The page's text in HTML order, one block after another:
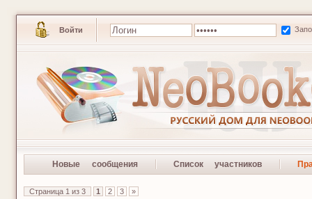
Войти
Новые сообщения Список участников
Страница 1 из 3 1 2 3 »